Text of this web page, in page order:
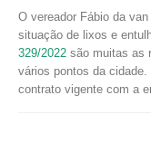
O vereador Fábio da
situação de lixos e
329/2022 são muitas as
vários pontos da
contrato vigente com a